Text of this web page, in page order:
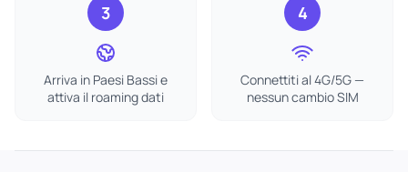
3
Arriva in Paesi Bassi e
attiva il roaming dati
4
Connettiti al 4G/5G —
nessun cambio SIM